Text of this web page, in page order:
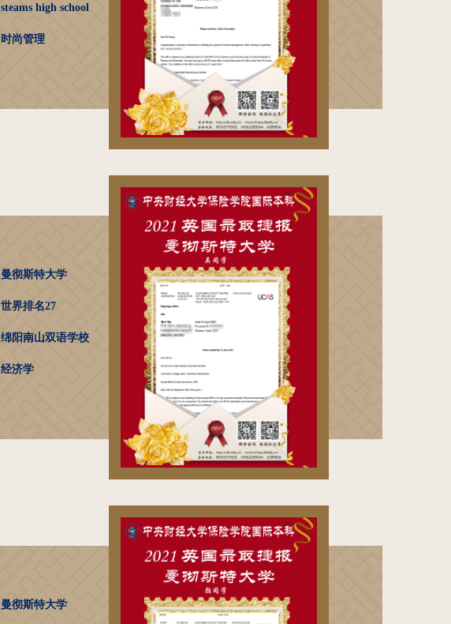
steams high school
时尚管理
曼彻斯特大学
世界排名27
绵阳南山双语学校
经济学
曼彻斯特大学